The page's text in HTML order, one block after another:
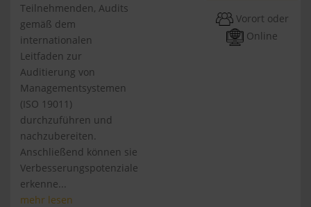
Teilnehmenden, Audits
gemäß dem
internationalen
Leitfaden zur
Auditierung von
Managementsystemen
(ISO 19011)
durchzuführen und
nachzubereiten.
Anschließend können sie
Verbesserungspotenziale
erkenne...
mehr lesen
Vorort oder
Online